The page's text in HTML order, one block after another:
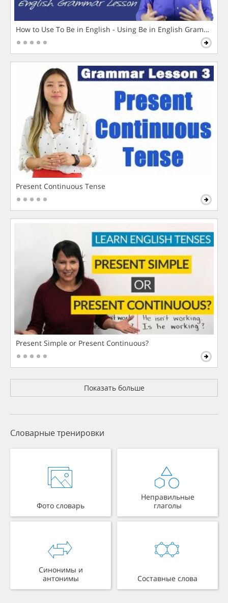
How to Use To Be in English - Using Be in English Grammar
Present Continuous Tense
Present Simple or Present Continuous?
Показать больше
Словарные тренировки
Фото словарь
Неправильные
глаголы
Синонимы и
антонимы
Составные слова